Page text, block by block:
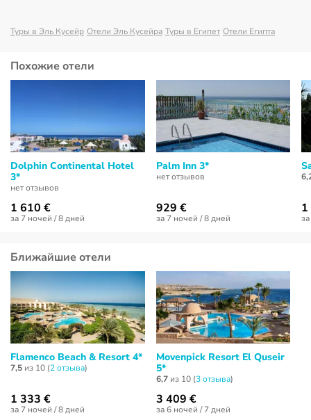
Туры в Эль Кусейр Отели Эль Кусейра Туры в Египет Отели Египта
Похожие отели
Dolphin Continental Hotel
3*
нет отзывов
1 610 €
за 7 ночей / 8 дней
Palm Inn 3*
нет отзывов
929 €
за 7 ночей / 8 дней
Ближайшие отели
Flamenco Beach & Resort 4*
7,5 из 10 (2 отзывa)
1 333 €
за 7 ночей / 8 дней
Movenpick Resort El Quseir
5*
6,7из 10 (3 отзывa)
3 409 €
за 6 ночей / 7 дней